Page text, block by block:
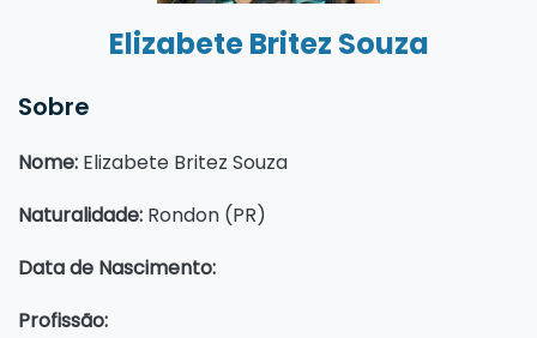
Elizabete Britez Souza
Sobre
Nome: Elizabete Britez Souza
Naturalidade: Rondon (PR)
Data de Nascimento:
Profissão: